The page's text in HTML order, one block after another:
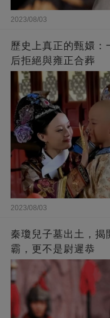
2023/08/03
歷史上真正的甄嬛
后拒絕與雍正合葬
2023/08/03
秦瓊兒子墓出土，揭
霸，更不是尉遲恭